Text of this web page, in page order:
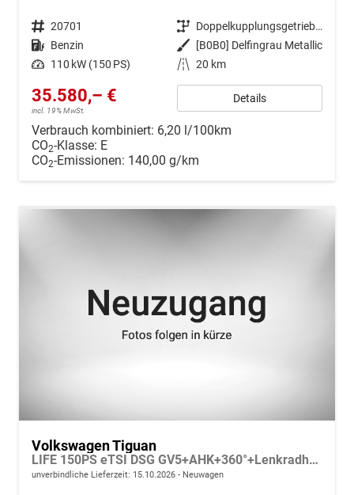
Fahrzeugnr. 20701 Getriebe
Doppelkupplungsgetriebe (DSG)
Kraftstoff Benzin Außenfarbe
[B0B0] Delfingrau Metallic
Leistung 110 kW (150 PS) Kilometerstand 20 km
35.580,– €
incl. 19% MwSt.
Details
Verbrauch kombiniert: 6,20 l/100km
CO2-Klasse: E
CO2-Emissionen: 140,00 g/km
Volkswagen Tiguan
LIFE 150PS eTSI DSG GV5+AHK+360°+Lenkradheiz+IQ.Drive+ACC+App+eHeck+LED
unverbindliche Lieferzeit: 15.10.2026 Neuwagen